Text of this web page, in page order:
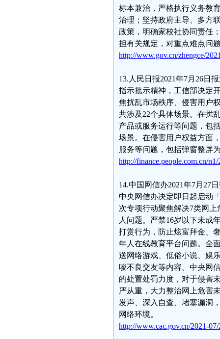
标本兼治，严格执行义务教
治理；坚持政府主导、多方
政策，明确家校社协同责任
担有关规定，对重点难点问
http://www.gov.cn/zhengce/
13.人民日报2021年7月26日
指示批示精神，工信部决定
焦扰乱市场秩序、侵害用户
共涉及22个具体场景。在扰
产品或服务运行等问题，包
场景。在侵害用户权益方面
服务等问题，包括弹窗整屏
http://finance.people.com.cn/
14.中国网信办2021年7月27
中央网信办决定即日起启动
次专项行动聚焦解决7类网
人问题。严禁16岁以下未成
打赏行为，防止炫富拜金、
年人在线教育平台问题。全
送网络游戏、低俗小说、娱
唆不良交友等内容。中央网
的处置处罚力度，对于侵害
严从重，大力整治网上危害
发声、深入自查、堵塞漏洞
网络环境。
http://www.cac.gov.cn/2021-